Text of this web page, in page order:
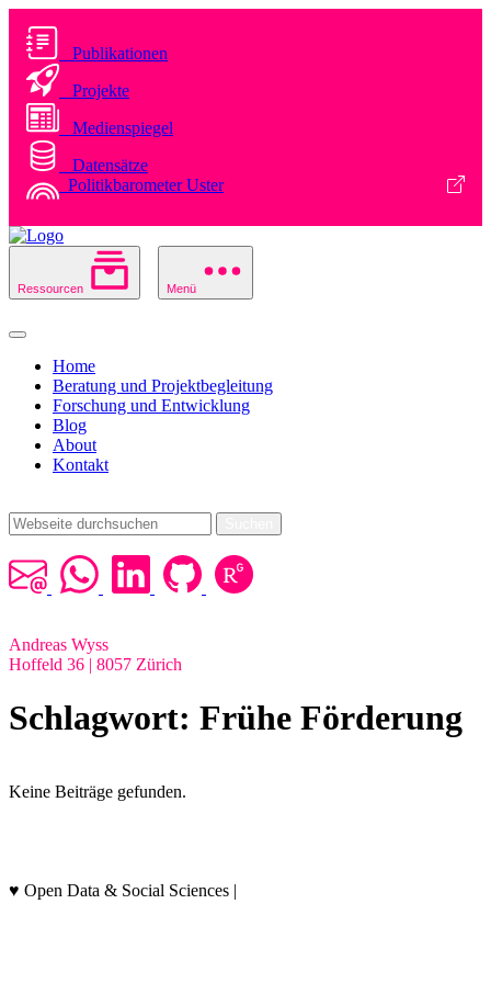
Publikationen
Projekte
Medienspiegel
Datensätze
Politikbarometer Uster
Ressourcen Menü
Home
Beratung und Projektbegleitung
Forschung und Entwicklung
Blog
About
Kontakt
Andreas Wyss
Hoffeld 36 | 8057 Zürich
Schlagwort: Frühe Förderung
Keine Beiträge gefunden.
♥ Open Data & Social Sciences |